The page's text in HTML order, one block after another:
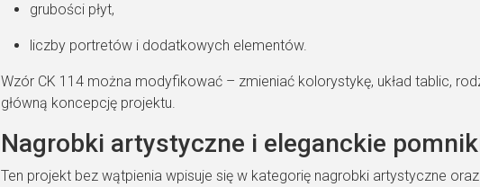
grubości płyt,
liczby portretów i dodatkowych elementów.
Wzór CK 114 można modyfikować – zmieniać kolorystykę, układ tablic,
główną koncepcję projektu.
Nagrobki artystyczne i eleganckie
Ten projekt bez wątpienia wpisuje się w kategorię nagrobki artystyczne